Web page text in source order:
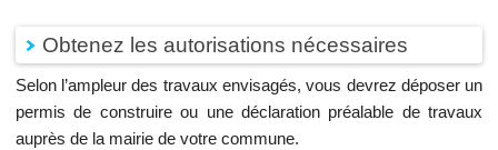
Obtenez les autorisations nécessaires
Selon l’ampleur des travaux envisagés, vous devrez déposer un
permis de construire ou une déclaration préalable de travaux
auprès de la mairie de votre commune.